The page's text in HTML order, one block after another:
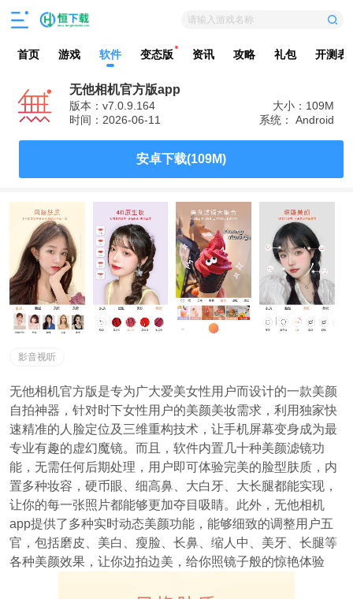
请输入游戏名称
首页 游戏 软件 变态版 资讯 攻略 礼包 开测表
无他相机官方版app
版本：v7.0.9.164
大小：109M
时间：2026-06-11
系统： Android
安卓下载(109M)
影音视听
无他相机官方版是专为广大爱美女性用户而设计的一款美颜
自拍神器，针对时下女性用户的美颜美妆需求，利用独家快
速精准的人脸定位及三维重构技术，让手机屏幕变身成为最
专业有趣的虚幻魔镜。而且，软件内置几十种美颜滤镜功
能，无需任何后期处理，用户即可体验完美的脸型肤质，内
置多种妆容，硬币眼、细高鼻、大白牙、大长腿都能实现，
让你的每一张照片都能够更加夺目吸睛。此外，无他相机
app提供了多种实时动态美颜功能，能够细致的调整用户五
官，包括磨皮、美白、瘦脸、长鼻、缩人中、美牙、长腿等
各种美颜效果，让你边拍边美，给你照镜子般的惊艳体验